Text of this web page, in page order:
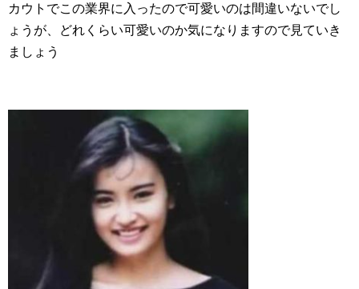
カウトでこの業界に入ったので可愛いのは間違いないでし
ょうが、どれくらい可愛いのか気になりますので見ていき
ましょう